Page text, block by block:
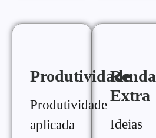
Produtividade
Produtividade
aplicada
Renda
Extra
Ideias